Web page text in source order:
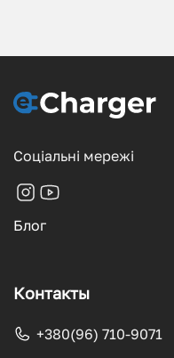
Соціальні мережі
Блог
Контакты
+380(96) 710-9071